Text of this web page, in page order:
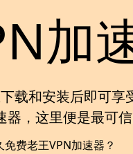
加
载和安装后即可
器 ，这里便是最可信
费老王VPN加速器？